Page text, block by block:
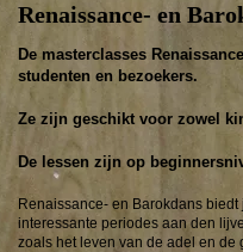
Renaissance- en
De masterclasses
studenten en bezoekers.
Ze zijn geschikt voor zowel
De lessen zijn op
Renaissance- en Barokdans
interessante periodes aan den
zoals het leven van de adel en